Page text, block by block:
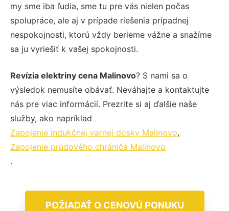
my sme iba ľudia, sme tu pre vás nielen počas
spolupráce, ale aj v prípade riešenia prípadnej
nespokojnosti, ktorú vždy berieme vážne a snažíme
sa ju vyriešiť k vašej spokojnosti.
Revízia elektriny cena Malinovo? S nami sa o
výsledok nemusíte obávať. Neváhajte a kontaktujte
nás pre viac informácií. Prezrite si aj ďalšie naše
služby, ako napríklad
Zapojenie indukčnej varnej dosky Malinovo,
Zapojenie prúdového chrániča Malinovo
.
POŽIADAŤ O CENOVÚ PONUKU